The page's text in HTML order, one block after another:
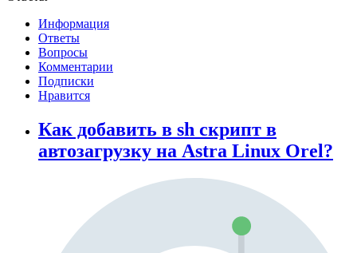
Информация
Ответы
Вопросы
Комментарии
Подписки
Нравится
Как добавить в sh скрипт в
автозагрузку на Astra Linux Orel?